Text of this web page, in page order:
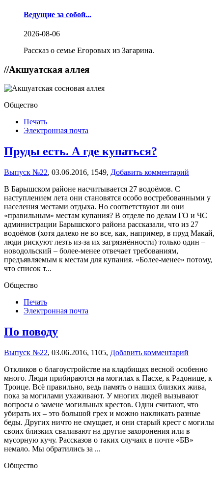
Ведущие за собой...
2026-08-06
Рассказ о семье Егоровых из Загарина.
//Акшуатская аллея
Общество
Печать
Электронная почта
Пруды есть. А где купаться?
Выпуск №22, 03.06.2016, 1549, Добавить комментарий
В Барышском районе насчитывается 27 водоёмов. С
наступлением лета они становятся особо востребованными у
населения местами отдыха. Но соответствуют ли они
«правильным» местам купания? В отделе по делам ГО и ЧС
администрации Барышского района рассказали, что из 27
водоёмов (хотя далеко не во все, как, например, в пруд Макай,
люди рискуют лезть из-за их загрязнённости) только один –
новодольский – более-менее отвечает требованиям,
предъявляемым к местам для купания. «Более-менее» потому,
что список т...
Общество
Печать
Электронная почта
По поводу
Выпуск №22, 03.06.2016, 1105, Добавить комментарий
Откликов о благоустройстве на кладбищах весной особенно
много. Люди прибираются на могилах к Пасхе, к Радонице, к
Троице. Всё правильно, ведь память о наших близких жива,
пока за могилами ухаживают. У многих людей вызывают
вопросы о замене могильных крестов. Одни считают, что
убирать их – это большой грех и можно накликать разные
беды. Других ничто не смущает, и они старый крест с могилы
своих близких сваливают на другие захоронения или в
мусорную кучу. Рассказов о таких случаях в почте «БВ»
немало. Мы обратились за ...
Общество